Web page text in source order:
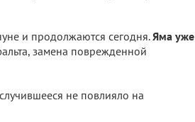
и продолжаются сегодня. Яма уже
замена поврежденной
не повлияло на